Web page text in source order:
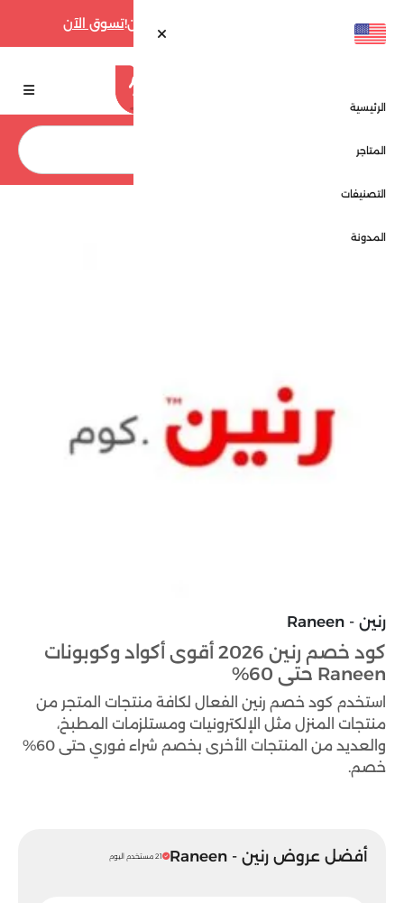
تسوق الآن
الرئيسية
المتاجر
التصنيفات
المدونة
رنين - Raneen
كود خصم رنين 2026 أقوى أكواد وكوبونات
Raneen حتى 60%
استخدم كود خصم رنين الفعال لكافة منتجات المتجر من
منتجات المنزل مثل الإلكترونيات ومستلزمات المطبخ،
والعديد من المنتجات الأخرى بخصم شراء فوري حتى 60%
خصم.
أفضل عروض رنين - Raneen 21 مستخدم اليوم